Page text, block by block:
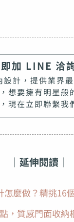
加 LINE 洽
設計，提供業界
想要擁有明星般
現在立即聯繫我
｜延伸閱讀｜
麼做？精挑16
點，質感門面收納